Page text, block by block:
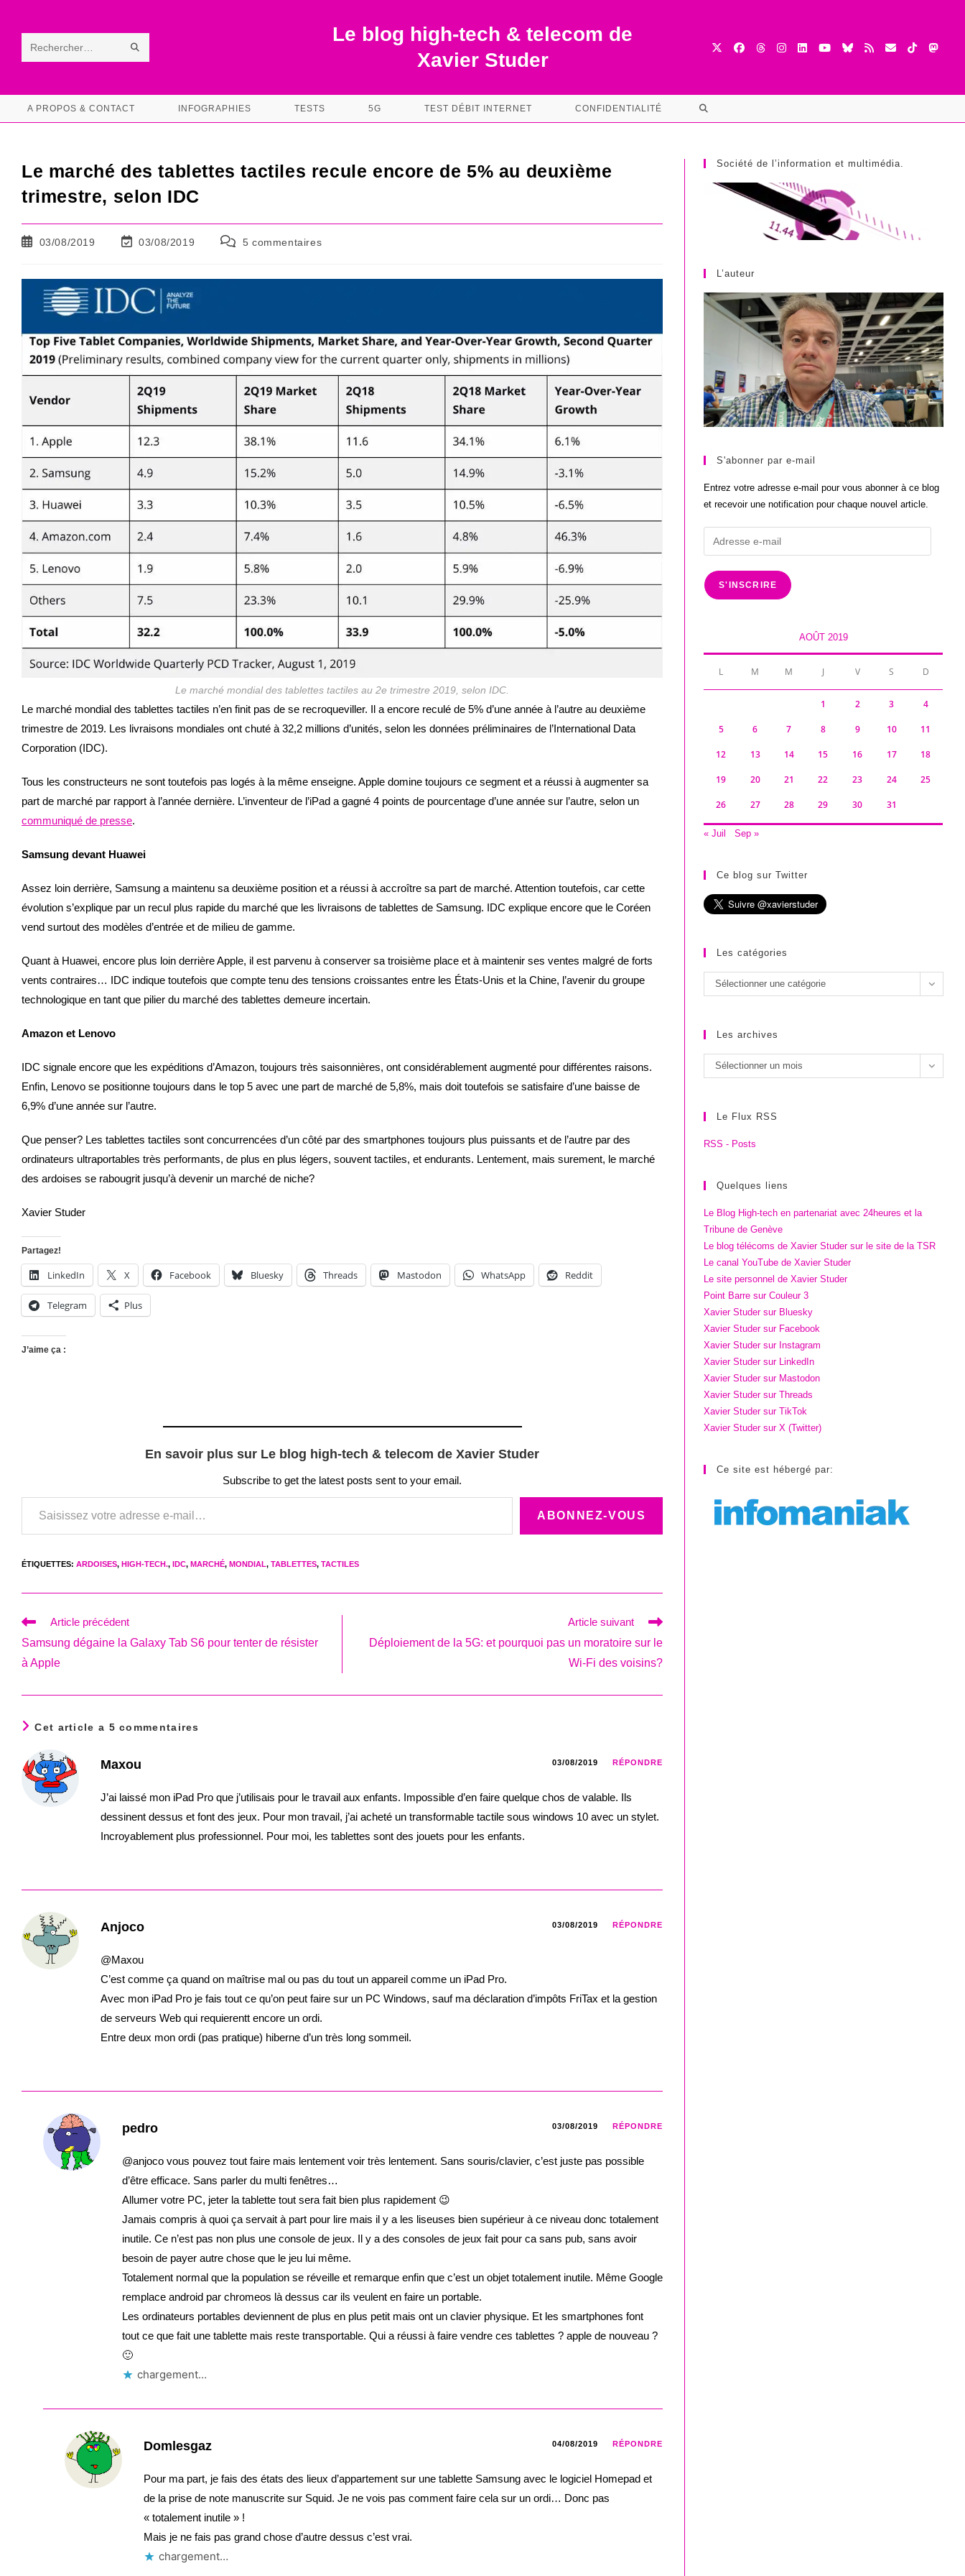
contentRechercher
ce RECHERCHE
Le blog high-tech & telecom de
Xavier Studer
A PROPOS & CONTACT INFOGRAPHIES TESTS 5G TEST DÉBIT INTERNET CONFIDENTIALITÉ TOGGLE
SEARCH
Le marché des tablettes tactiles recule encore de 5% au deuxième
trimestre, selon IDC
Publication
03/08/2019
Dernière
la
publication :
03/08/2019
Commentaires
publication :
5 commentaires
Le marché mondial des tablettes tactiles au 2e trimestre 2019, selon IDC.
Le marché mondial des tablettes tactiles n’en finit pas de se recroqueviller. Il a encore reculé de 5% d’une année à l’autre au deuxième
trimestre de 2019. Les livraisons mondiales ont chuté à 32,2 millions d’unités, selon les données préliminaires de l’International Data
Corporation (IDC).
Tous les constructeurs ne sont toutefois pas logés à la même enseigne. Apple domine toujours ce segment et a réussi à augmenter sa
part de marché par rapport à l’année dernière. L’inventeur de l’iPad a gagné 4 points de pourcentage d’une année sur l’autre, selon un
communiqué de presse.
Samsung devant Huawei
Assez loin derrière, Samsung a maintenu sa deuxième position et a réussi à accroître sa part de marché. Attention toutefois, car cette
évolution s’explique par un recul plus rapide du marché que les livraisons de tablettes de Samsung. IDC explique encore que le Coréen
vend surtout des modèles d’entrée et de milieu de gamme.
Quant à Huawei, encore plus loin derrière Apple, il est parvenu à conserver sa troisième place et à maintenir ses ventes malgré de forts
vents contraires… IDC indique toutefois que compte tenu des tensions croissantes entre les États-Unis et la Chine, l’avenir du groupe
technologique en tant que pilier du marché des tablettes demeure incertain.
Amazon et Lenovo
IDC signale encore que les expéditions d’Amazon, toujours très saisonnières, ont considérablement augmenté pour différentes raisons.
Enfin, Lenovo se positionne toujours dans le top 5 avec une part de marché de 5,8%, mais doit toutefois se satisfaire d’une baisse de
6,9% d’une année sur l’autre.
Que penser? Les tablettes tactiles sont concurrencées d’un côté par des smartphones toujours plus puissants et de l’autre par des
ordinateurs ultraportables très performants, de plus en plus légers, souvent tactiles, et endurants. Lentement, mais surement, le marché
des ardoises se rabougrit jusqu’à devenir un marché de niche?
Xavier Studer
Partagez!
LinkedIn X Facebook Bluesky Threads Mastodon WhatsApp Reddit
Telegram Plus
J’aime ça :
En savoir plus sur Le blog high-tech & telecom de Xavier Studer
Subscribe to get the latest posts sent to your email.
Saisissez votre adresse e-mail…
ABONNEZ-VOUS
ÉTIQUETTES: ARDOISES, HIGH-TECH., IDC, MARCHÉ, MONDIAL, TABLETTES, TACTILES
Read
articles
Article précédent
Samsung dégaine la Galaxy Tab S6 pour tenter de résister
à Apple
Article suivant
Déploiement de la 5G: et pourquoi pas un moratoire sur le
Wi-Fi des voisins?
Cet article a 5 commentaires
Maxou 03/08/2019 RÉPONDRE
J’ai laissé mon iPad Pro que j’utilisais pour le travail aux enfants. Impossible d’en faire quelque chos de valable. Ils
dessinent dessus et font des jeux. Pour mon travail, j’ai acheté un transformable tactile sous windows 10 avec un stylet.
Incroyablement plus professionnel. Pour moi, les tablettes sont des jouets pour les enfants.
Anjoco 03/08/2019 RÉPONDRE
@Maxou
C’est comme ça quand on maîtrise mal ou pas du tout un appareil comme un iPad Pro.
Avec mon iPad Pro je fais tout ce qu’on peut faire sur un PC Windows, sauf ma déclaration d’impôts FriTax et la gestion
de serveurs Web qui requierentt encore un ordi.
Entre deux mon ordi (pas pratique) hiberne d’un très long sommeil.
pedro 03/08/2019 RÉPONDRE
@anjoco vous pouvez tout faire mais lentement voir très lentement. Sans souris/clavier, c’est juste pas possible
d’être efficace. Sans parler du multi fenêtres…
Allumer votre PC, jeter la tablette tout sera fait bien plus rapidement 😉
Jamais compris à quoi ça servait à part pour lire mais il y a les liseuses bien supérieur à ce niveau donc totalement
inutile. Ce n’est pas non plus une console de jeux. Il y a des consoles de jeux fait pour ca sans pub, sans avoir
besoin de payer autre chose que le jeu lui même.
Totalement normal que la population se réveille et remarque enfin que c’est un objet totalement inutile. Même Google
remplace android par chromeos là dessus car ils veulent en faire un portable.
Les ordinateurs portables deviennent de plus en plus petit mais ont un clavier physique. Et les smartphones font
tout ce que fait une tablette mais reste transportable. Qui a réussi à faire vendre ces tablettes ? apple de nouveau ?
🙂
chargement…
Domlesgaz 04/08/2019 RÉPONDRE
Pour ma part, je fais des états des lieux d’appartement sur une tablette Samsung avec le logiciel Homepad et
de la prise de note manuscrite sur Squid. Je ne vois pas comment faire cela sur un ordi… Donc pas
« totalement inutile » !
Mais je ne fais pas grand chose d’autre dessus c’est vrai.
chargement…
Société de l’information et multimédia.
L’auteur
S'abonner par e-mail
Entrez votre adresse e-mail pour vous abonner à ce blog
et recevoir une notification pour chaque nouvel article.
Adresse
e-
mail
S'INSCRIRE
AOÛT 2019
L M M J V S D
1 2 3 4
5 6 7 8 9 10 11
12 13 14 15 16 17 18
19 20 21 22 23 24 25
26 27 28 29 30 31
« Juil Sep »
Ce blog sur Twitter
Les catégories
Les
catégories
Sélectionner une catégorie
Les archives
Les
archives
Sélectionner un mois
Le Flux RSS
RSS - Posts
Quelques liens
Le Blog High-tech en partenariat avec 24heures et la
Tribune de Genève
Le blog télécoms de Xavier Studer sur le site de la TSR
Le canal YouTube de Xavier Studer
Le site personnel de Xavier Studer
Point Barre sur Couleur 3
Xavier Studer sur Bluesky
Xavier Studer sur Facebook
Xavier Studer sur Instagram
Xavier Studer sur LinkedIn
Xavier Studer sur Mastodon
Xavier Studer sur Threads
Xavier Studer sur TikTok
Xavier Studer sur X (Twitter)
Ce site est hébergé par: